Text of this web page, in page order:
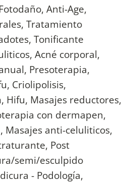
Anti-Age,
Tratamiento
Tonificante
Acné corporal,
Presoterapia,
Criolipolisis,
Hifu, Masajes reductores,
con dermapen,
anti-celuliticos,
Post
semi/esculpido
- Podología,